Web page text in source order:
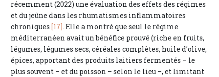
récemment (2022) une évaluation des effets des régimes
et du jeûne dans les rhumatismes inflammatoires
chroniques[17]. Elle a montré que seul le régime
méditerranéen avait un bénéfice prouvé (riche en fruits,
légumes, légumes secs, céréales complètes, huile d’olive,
épices, apportant des produits laitiers fermentés – le
plus souvent – et du poisson – selon le lieu –, et limitant